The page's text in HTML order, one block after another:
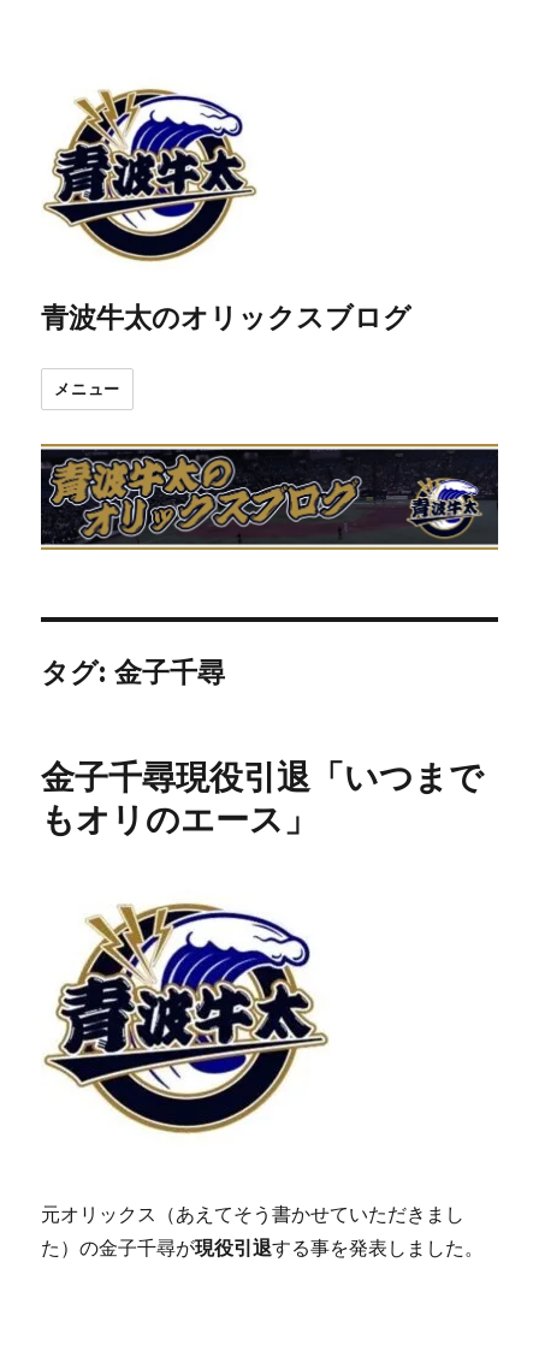
青波牛太のオリックスブログ
メニュー
タグ:金子千尋
金子千尋現役引退「いつまで
もオリのエース」
元オリックス（あえてそう書かせていただきまし
た）の金子千尋が現役引退する事を発表しました。